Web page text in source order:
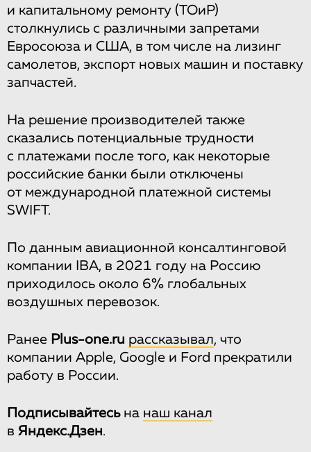
и капитальному ремонту (ТОиР)
столкнулись с различными запретами
Евросоюза и США, в том числе на лизинг
самолетов, экспорт новых машин и поставку
запчастей.
На решение производителей также
сказались потенциальные трудности
с платежами после того, как некоторые
российские банки были отключены
от международной платежной системы
SWIFT.
По данным авиационной консалтинговой
компании IBA, в 2021 году на Россию
приходилось около 6% глобальных
воздушных перевозок.
Ранее Plus-one.ru рассказывал, что
компании Apple, Google и Ford прекратили
работу в России.
Подписывайтесьна наш канал
в Яндекс.Дзен.